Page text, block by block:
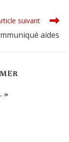
suivant
aides
»